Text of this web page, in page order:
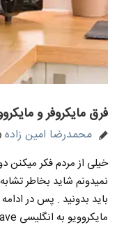
فرق مایکروفر و
محمدرضا امین زاده
خیلی از مردم فکر میکنن
نمیدونم شاید بخاطر
باید بدونید . پس در
مایکروویو به انگلیسی MicroWave […]